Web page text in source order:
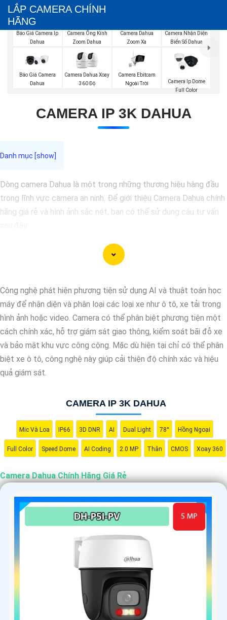
LẮP CAMERA CHÍNH
HÃNG
Báo Giá Camera Ip
Dahua
Camera Ống Kính
Zoom Dahua
Camera Dahua
Zoom Xa
Camera Nhận Diện
Biển Số Dahua
Báo Giá Camera
Dahua
Camera Dahua Xoay
360 Độ
Camera Ebitcam
Ngoài Trời
Camera Ip Dome
Full Color
CAMERA IP 3K DAHUA
Dòng camera Dahua là một trong những thương hiệu hàng đầu
trong lĩnh vực camera an ninh. Để giới thiệu Camera Dahua chính
hãng giá rẻ và hình ảnh sắc nét, bạn có thể sử dụng câu tư vấn
lượng vượt trội. Với hình ảnh sắc nét và tính năng an ninh hiện
đại, sản phẩm này hứa hẹn đáp ứng mọi nhu cầu giám sát của
trội của Camera Dahua chính hãng với mức giá vô cùng hấp dẫn."
Công nghệ phát hiện phương tiện sử dụng AI và thuật toán học
máy để nhận diện và phân loại các loại xe như ô tô, xe tải trong
hình ảnh hoặc video. Camera có thể phân biệt phương tiện một
cách chính xác, hỗ trợ giám sát giao thông, kiểm soát bãi đỗ xe
và bảo mật khu vực công cộng. Mặc dù hiện tại chỉ có thể phân
biệt xe ô tô, công nghệ này giúp cải thiện độ chính xác và hiệu
quả giám sát.
CAMERA IP 3K DAHUA
Mic Và Loa IP66 3D DNR AI Dual Light 78° Hồng Ngoại
Full Color Speed Dome AI Coding 2.0 MP Thân CMOS Xoay 360
Camera Dahua Chính Hãng Giá Rẻ